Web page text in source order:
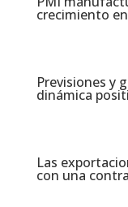
crecimiento
Previsiones y
dinámica
Las
con una